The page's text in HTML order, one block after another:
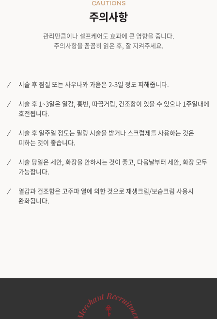
주의사항
CAUTIONS
관리만큼이나 셀프케어도 효과에 큰 영향을 줍니다.
주의사항을 꼼꼼히 읽은 후, 잘 지켜주세요.
시술 후 찜질 또는 사우나와 과음은 2-3일 정도 피해줍니다.
시술 후 1~3일은 열감, 홍반, 따끔거림, 건조함이 있을 수 있으나 1주일내에
호전됩니다.
시술 후 일주일 정도는 필링 시술을 받거나 스크럽제를 사용하는 것은
피하는 것이 좋습니다.
시술 당일은 세안, 화장을 안하시는 것이 좋고, 다음날부터 세안, 화장 모두
가능합니다.
열감과 건조함은 고주파 열에 의한 것으로 재생크림/보습크림 사용시
완화됩니다.